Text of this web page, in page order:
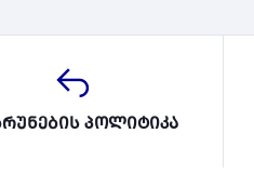
პოლიტიკა